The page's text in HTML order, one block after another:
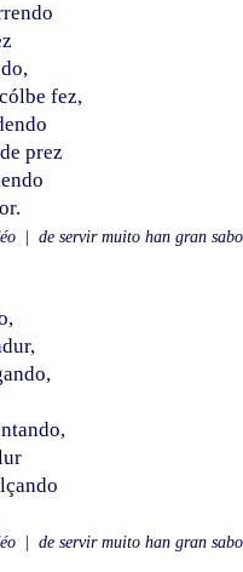
fez,
prez
de servir muito han gran
de servir muito han gran